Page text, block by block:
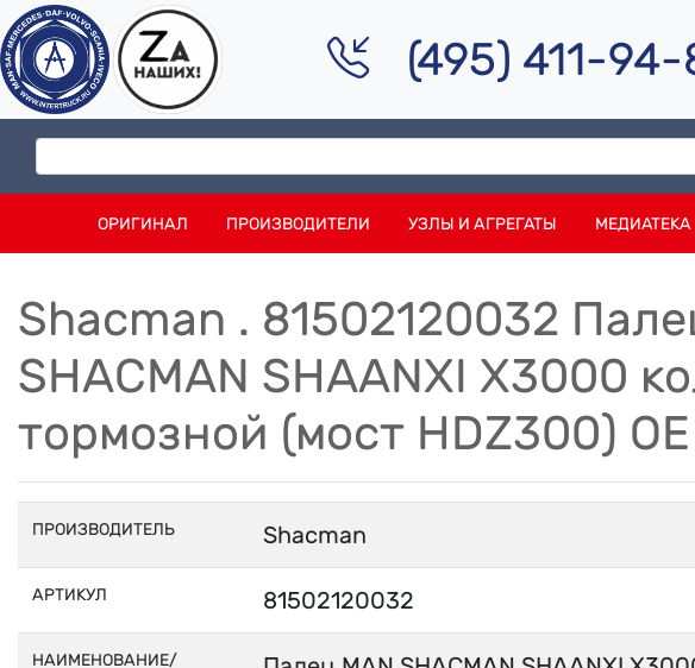
(495) 411-
ОРИГИНАЛ ПРОИЗВОДИТЕЛИ УЗЛЫ И АГРЕГАТЫ МЕДИАТЕКА
Shacman . 81502120032
SHACMAN SHAANXI X3000
тормозной (мост HDZ300) OE
ПРОИЗВОДИТЕЛЬ Shacman
АРТИКУЛ 81502120032
НАИМЕНОВАНИЕ/